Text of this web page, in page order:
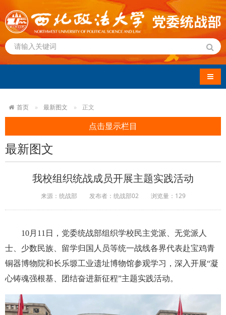
导航
首页 最新图文 正文
点击显示栏目
最新图文
我校组织统战成员开展主题实践活动
来源：统战部 发布者：统战部02 浏览量： 129
10月11日，党委统战部组织学校民主党派、无党派人
士、少数民族、留学归国人员等统一战线各界代表赴宝鸡青
铜器博物院和长乐塬工业遗址博物馆参观学习，深入开展“凝
心铸魂强根基、团结奋进新征程”主题实践活动。